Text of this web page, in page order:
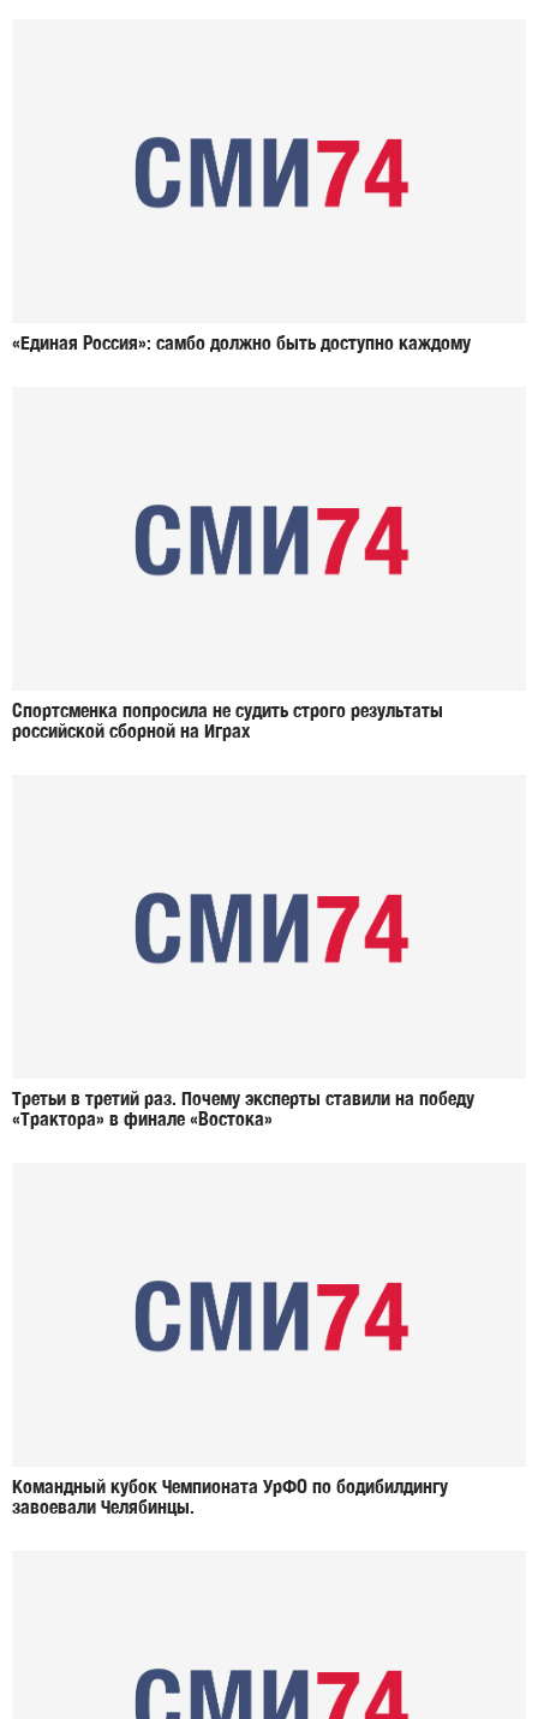
«Единая Россия»: самбо должно быть доступно каждому
Спортсменка попросила не судить строго результаты
российской сборной на Играх
Третьи в третий раз. Почему эксперты ставили на победу
«Трактора» в финале «Востока»
Командный кубок Чемпионата УрФО по бодибилдингу
завоевали Челябинцы.